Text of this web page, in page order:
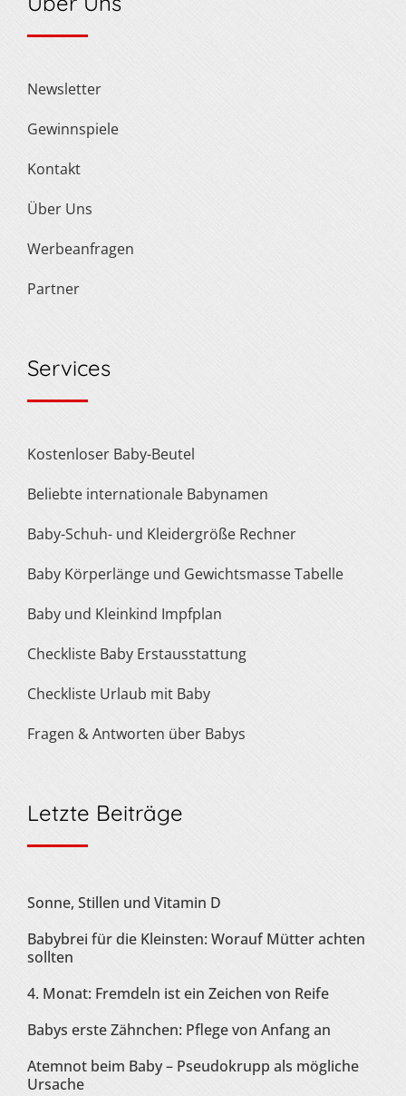
Newsletter
Gewinnspiele
Kontakt
Über Uns
Werbeanfragen
Partner
Services
Kostenloser Baby-Beutel
Beliebte internationale Babynamen
Baby-Schuh- und Kleidergröße Rechner
Baby Körperlänge und Gewichtsmasse Tabelle
Baby und Kleinkind Impfplan
Checkliste Baby Erstausstattung
Checkliste Urlaub mit Baby
Fragen & Antworten über Babys
Letzte Beiträge
Sonne, Stillen und Vitamin D
Babybrei für die Kleinsten: Worauf Mütter achten
sollten
4. Monat: Fremdeln ist ein Zeichen von Reife
Babys erste Zähnchen: Pflege von Anfang an
Atemnot beim Baby – Pseudokrupp als mögliche
Ursache